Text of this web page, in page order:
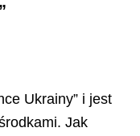
Ukrainy” i jest
Jak